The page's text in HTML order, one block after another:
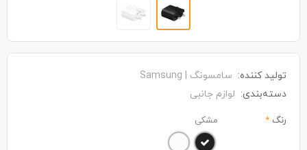
تولید کننده: سامسونگ | Samsung
دسته‌بندی: لوازم جانبی
رنگ * مشکی